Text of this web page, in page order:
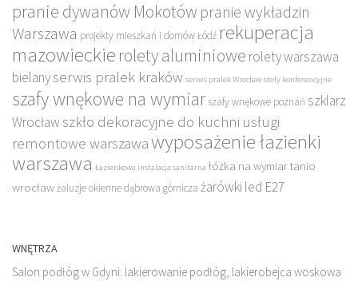
pranie dywanów Mokotów pranie wykładzin
Warszawa projekty mieszkań i domów Łódź rekuperacja
mazowieckie rolety aluminiowe rolety warszawa
bielanyserwis pralek kraków serwis pralek Wrocław stoły konferencyjne
szafy wnękowe na wymiar szafy wnękowe poznań szklarz
Wrocław szkło dekoracyjne do kuchni usługi
remontowe warszawawyposażenie łazienki
warszawa Łazienkowa instalacja sanitarna łóżka na wymiar tanio
wrocławżaluzje okienne dąbrowa górnicza żarówki led E27
WNĘTRZA
Salon podłóg w Gdyni: lakierowanie podłóg, lakierobejca woskowa